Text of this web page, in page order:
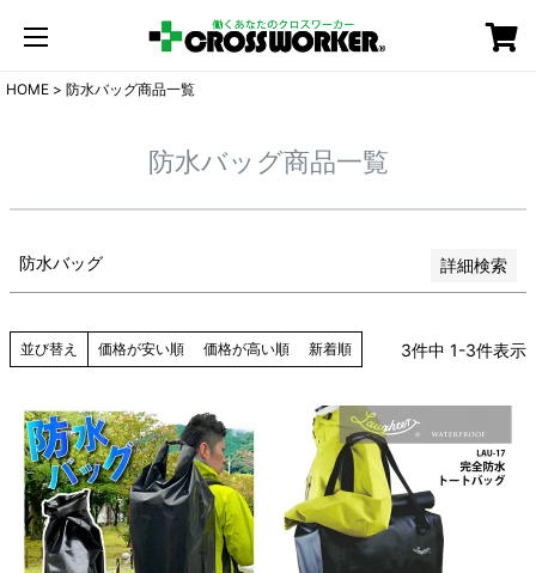
HOME 防水バッグ商品一覧
防水バッグ商品一覧
防水バッグ 詳細検索
価格が安い順
価格が高い順
キーワードヒット順
検索
並び替え 価格が安い順 価格が高い順 新着順 3件中 1-3件表示